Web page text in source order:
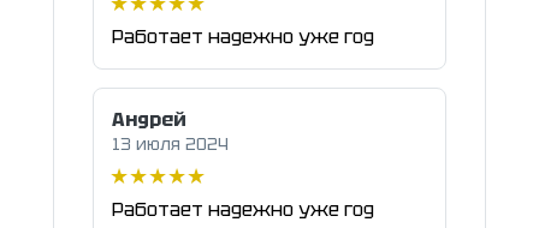
Работает надежно уже год
Андрей
13 июля 2024
Работает надежно уже год